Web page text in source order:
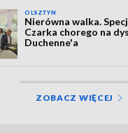
OLSZTYN
Nierówna walka.
Czarka chorego na
Duchenne'a
ZOBACZ WIĘCEJ